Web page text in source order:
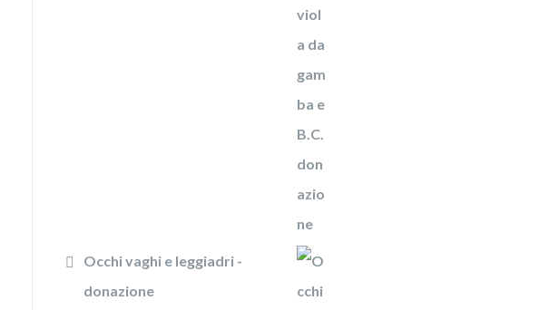
Occhi vaghi e leggiadri -
donazione